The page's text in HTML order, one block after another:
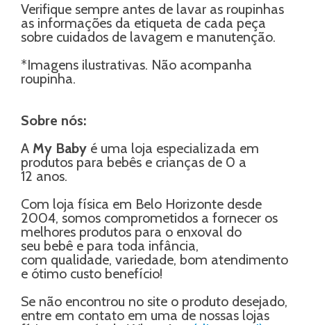
Verifique sempre antes de lavar as roupinhas
as informações da etiqueta de cada peça
sobre cuidados de lavagem e manutenção.
*Imagens ilustrativas. Não acompanha
roupinha.
Sobre nós:
A My Baby é uma loja especializada em
produtos para bebês e crianças de 0 a
12 anos.
Com loja física em Belo Horizonte desde
2004, somos comprometidos a fornecer os
melhores produtos para o enxoval do
seu bebê e para toda infância,
com qualidade, variedade, bom atendimento
e ótimo custo benefício!
Se não encontrou no site o produto desejado,
entre em contato em uma de nossas lojas